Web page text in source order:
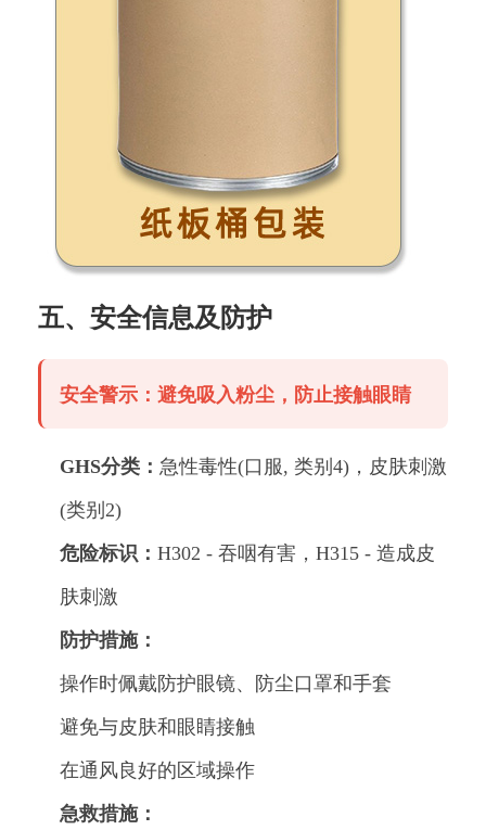
五、安全信息及防护
安全警示：避免吸入粉尘，防止接触眼睛
GHS分类： 急性毒性(口服, 类别4)，皮肤刺激
(类别2)
危险标识： H302 - 吞咽有害，H315 - 造成皮
肤刺激
防护措施：
操作时佩戴防护眼镜、防尘口罩和手套
避免与皮肤和眼睛接触
在通风良好的区域操作
急救措施：